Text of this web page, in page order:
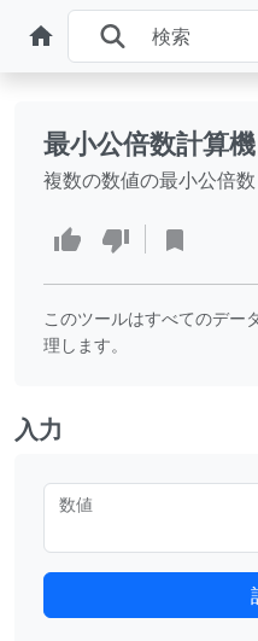
最小公倍数計算機
複数の数値の最小公倍数
このツールはすべてのデー
理します。
入力
数値